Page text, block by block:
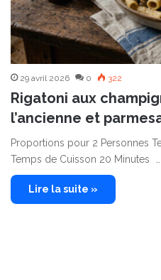
29 avril 2026 0 322
Rigatoni aux
l’ancienne et
Proportions pour 2 Personnes
Temps de Cuisson 20 Minutes …
Lire la suite »